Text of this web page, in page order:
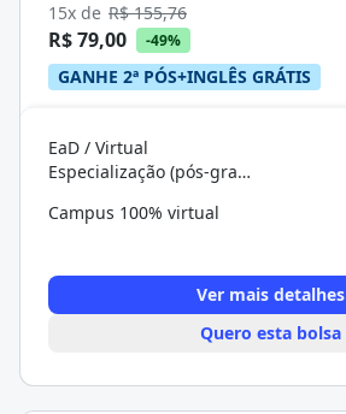
15x de R$ 155,76
R$ 79,00 -49%
GANHE 2ª PÓS+INGLÊS GRÁTIS
EaD / Virtual
Especialização (pós-graduação)
Campus 100% virtual
Ver mais detalhes
Quero esta bolsa